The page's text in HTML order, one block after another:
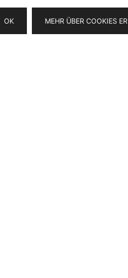
KONTAKT
OK MEHR ÜBER COOKIES